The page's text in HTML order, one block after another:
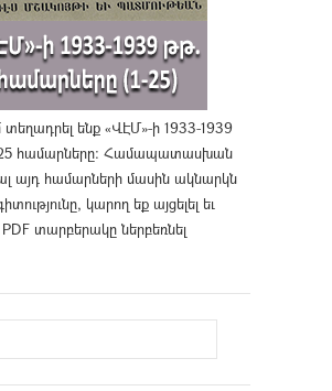
տեղադրել ենք «ՎԷՄ»-ի 1933-1939
25 համարները։ Համապատասխան
այդ համարների մասին ակնարկն
կարող եք այցելել եւ
տարբերակը ներբեռնել